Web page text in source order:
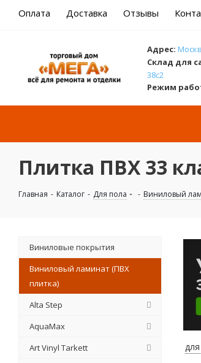
Оплата Доставка Отзывы
Адрес:
Cклад для
38с2
Режим
Плитка ПВХ 33
Главная - Каталог - Для пола - Виниловый
Виниловые покрытия
Виниловый ламинат (ПВХ
плитка)
Alta Step
AquaMax
Art Vinyl Tarkett